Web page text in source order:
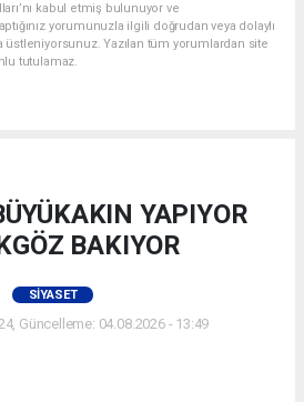
kabul etmiş bulunuyor ve
yorumunuzla ilgili doğrudan veya dolaylı
üstleniyorsunuz. Yazılan tüm yorumlardan site
tutulamaz.
YAPIYOR
BAKIYOR
SIYASET
Güncelleme: 04.08.2026 - 13:49